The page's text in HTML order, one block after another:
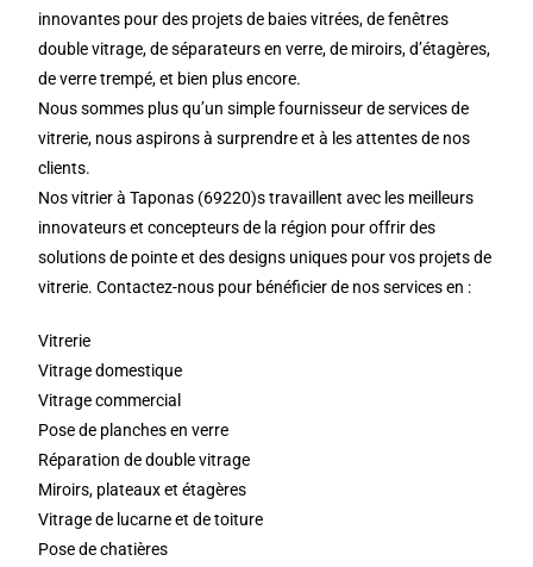
innovantes pour des projets de baies vitrées, de fenêtres
double vitrage, de séparateurs en verre, de miroirs, d’étagères,
de verre trempé, et bien plus encore.
Nous sommes plus qu’un simple fournisseur de services de
vitrerie, nous aspirons à surprendre et à les attentes de nos
clients.
Nos vitrier à Taponas (69220)s travaillent avec les meilleurs
innovateurs et concepteurs de la région pour offrir des
solutions de pointe et des designs uniques pour vos projets de
vitrerie. Contactez-nous pour bénéficier de nos services en :
Vitrerie
Vitrage domestique
Vitrage commercial
Pose de planches en verre
Réparation de double vitrage
Miroirs, plateaux et étagères
Vitrage de lucarne et de toiture
Pose de chatières